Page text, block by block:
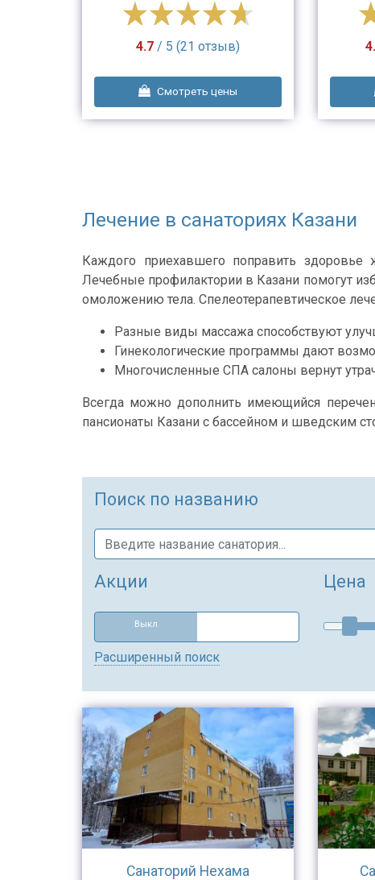
Смотреть цены
4.7 / 5 (21 отзыв)
Лечение в санаториях Казани
Каждого приехавшего поправить здоровье
Лечебные профилактории в Казани помогут
омоложению тела. Спелеотерапевтическое
Разные виды массажа способствуют
Гинекологические программы дают
Многочисленные СПА салоны вернут
Всегда можно дополнить имеющийся
пансионаты Казани с бассейном и шведским
Поиск по названию
Акции
Выкл
Цена
Расширенный поиск
Санаторий Нехама